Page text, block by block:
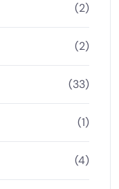
(2)
(2)
(33)
(1)
(4)